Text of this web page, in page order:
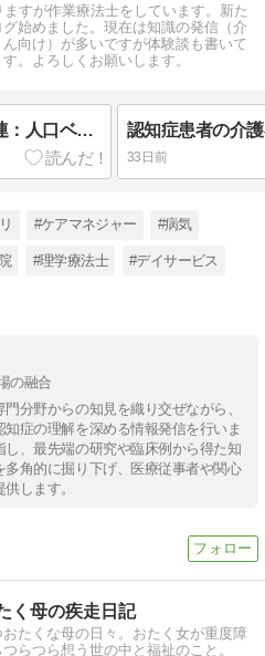
すが作業療法士をしています。新た
始めました。現在は知識の発信（介
向け）が多いですが体験談も書いて
。よろしくお願いします。
認知症と歯周病リスクの関連：人口ベースのコホート研究
33日前
#ケアマネジャー #病気
#理学療法士 #デイサービス
の融合
分野からの知見を織り交ぜながら、
症の理解を深める情報発信を行いま
、最先端の研究や臨床例から得た知
角的に掘り下げ、医療従事者や関心
します。
く母の疾走日記
たくな母の日々。おたく女が重度障
らつら想う世の中と福祉のこと。